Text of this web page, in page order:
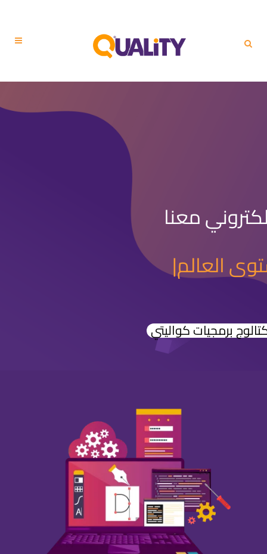
معنا
العالم|
برمجيات كواليتي